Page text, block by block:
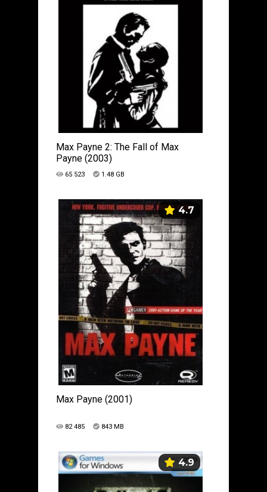
Max Payne 2: The Fall of Max
Payne (2003)
65 523 1.48 GB
4.7
Max Payne (2001)
82 485 843 MB
4.9